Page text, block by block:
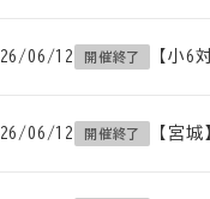
06/12 開催終了 【小6
06/12 開催終了 【宮